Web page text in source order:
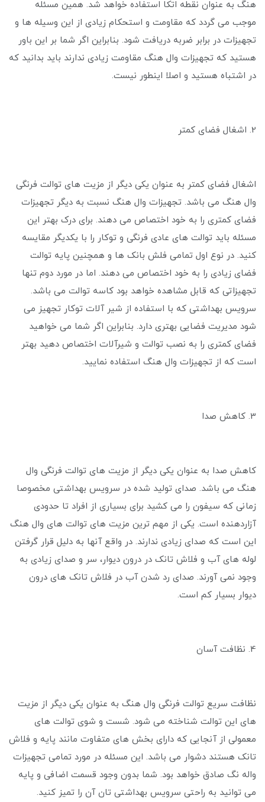
هنگ به عنوان نقطه اتکا استفاده خواهد شد. همین مسئله
موجب می گردد که مقاومت و استحکام زیادی از این وسیله ها و
تجهیزات در برابر ضربه دریافت شود. بنابراین اگر شما بر این باور
هستید که تجهیزات وال هنگ مقاومت زیادی ندارند باید بدانید که
در اشتباه هستید و اصلا اینطور نیست.
2. اشغال فضای کمتر
اشغال فضای کمتر به عنوان یکی دیگر از مزیت های توالت فرنگی
وال هنگ می باشد. تجهیزات وال هنگ نسبت به دیگر تجهیزات
فضای کمتری را به خود اختصاص می‌ دهند. برای درک بهتر این
مسئله باید توالت های عادی فرنگی و توکار را با یکدیگر مقایسه
کنید. در نوع اول تمامی فلش بانک ها و همچنین پایه توالت
فضای زیادی را به خود اختصاص می دهند. اما در مورد دوم تنها
تجهیزاتی که قابل مشاهده خواهد بود کاسه توالت می باشد.
سرویس بهداشتی که با استفاده از شیر آلات توکار تجهیز می
‌شود مدیریت فضایی بهتری دارد. بنابراین اگر شما می‌ خواهید
فضای کمتری را به نصب توالت و شیرآلات اختصاص دهید بهتر
است که از تجهیزات وال هنگ استفاده نمایید.
3. کاهش صدا
کاهش صدا به عنوان یکی دیگر از مزیت های توالت فرنگی وال
هنگ می باشد. صدای تولید شده در سرویس بهداشتی مخصوصا
زمانی که سیفون را می کشید برای بسیاری از افراد تا حدودی
آزاردهنده است. یکی از مهم‌ ترین مزیت‌ های توالت های وال هنگ
این است که صدای زیادی ندارند. در واقع آنها به دلیل قرار گرفتن
لوله های آب و فلاش تانک در درون دیوار، سر و صدای زیادی به
وجود نمی آورند. صدای رد شدن آب در فلاش تانک های درون
دیوار بسیار کم است.
4. نظافت آسان
نظافت سریع توالت فرنگی وال هنگ به عنوان یکی دیگر از مزیت
های این توالت شناخته می شود. شست و شوی توالت های
معمولی از آنجایی که دارای بخش های متفاوت مانند پایه و فلاش
تانک هستند دشوار می باشد. این مسئله در مورد تمامی تجهیزات
واله نگ صادق خواهد بود. شما بدون وجود قسمت اضافی و پایه
می توانید به راحتی سرویس بهداشتی تان آن را تمیز کنید.